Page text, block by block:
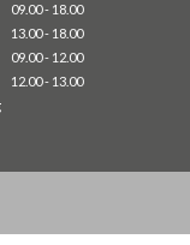
09.00 - 18.00
13.00 - 18.00
09.00 - 12.00
12.00 - 13.00